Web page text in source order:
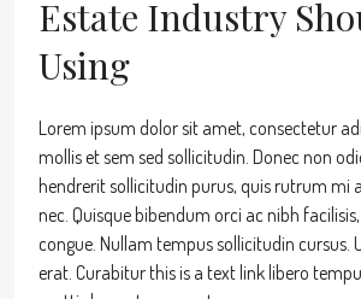
Estate Industry
Using
Lorem ipsum dolor sit amet, consectetur
mollis et sem sed sollicitudin. Donec non
hendrerit sollicitudin purus, quis rutrum mi
nec. Quisque bibendum orci ac nibh
congue. Nullam tempus sollicitudin cursus.
erat. Curabitur this is a text link libero